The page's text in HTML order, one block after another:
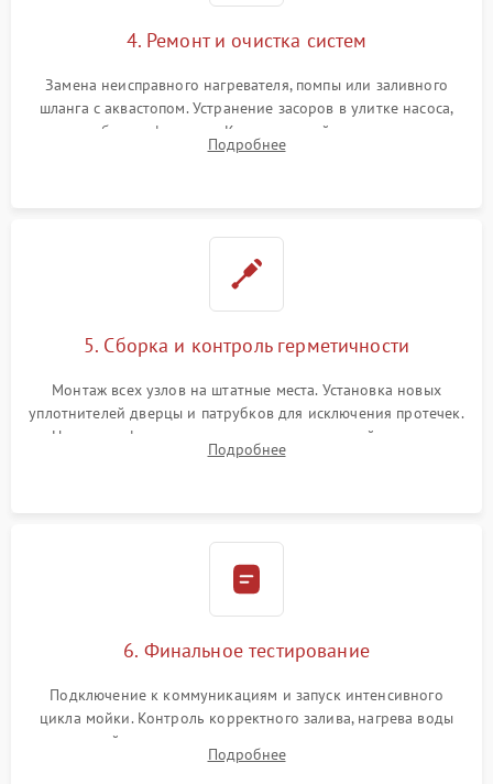
4. Ремонт и очистка систем
Замена неисправного нагревателя, помпы или заливного
шланга с аквастопом. Устранение засоров в улитке насоса,
патрубках и фильтрах. Компонентный ремонт платы
управления, восстановление поврежденной проводки.
Подробнее
5. Сборка и контроль герметичности
Монтаж всех узлов на штатные места. Установка новых
уплотнителей дверцы и патрубков для исключения протечек.
Надежная фиксация хомутов гидравлической системы,
сборка корпуса и установка датчика поплавка.
Подробнее
6. Финальное тестирование
Подключение к коммуникациям и запуск интенсивного
цикла мойки. Контроль корректного залива, нагрева воды
до нужной температуры, отсутствия посторонних шумов,
штатного слива и абсолютной сухости в поддоне.
Подробнее